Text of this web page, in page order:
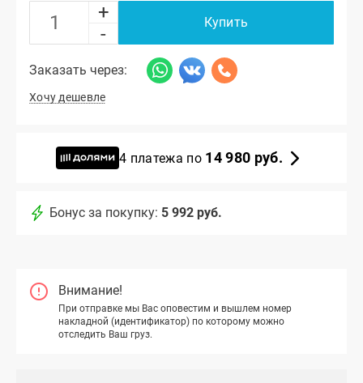
+
-
Купить
Заказать через:
Хочу дешевле
4 платежа по 14 980 руб.
Бонус за покупку: 5 992 руб.
Внимание!
При отправке мы Вас оповестим и вышлем номер
накладной (идентификатор) по которому можно
отследить Ваш груз.